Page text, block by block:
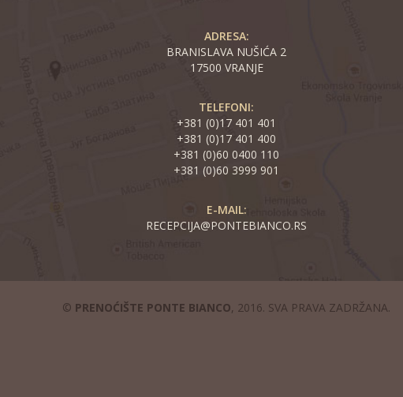
ADRESA:
BRANISLAVA NUŠIĆA 2
17500 VRANJE
TELEFONI:
+381 (0)17 401 401
+381 (0)17 401 400
+381 (0)60 0400 110
+381 (0)60 3999 901
E-MAIL:
RECEPCIJA@PONTEBIANCO.RS
© PRENOĆIŠTE PONTE BIANCO, 2016. SVA PRAVA ZADRŽANA.